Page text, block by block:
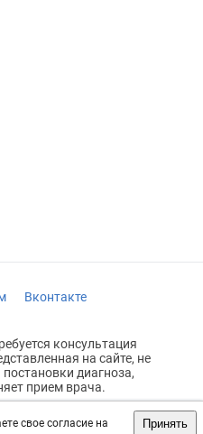
свое согласие на
Принять
Вконтакте
консультация
на сайте, не
диагноза,
прием врача.